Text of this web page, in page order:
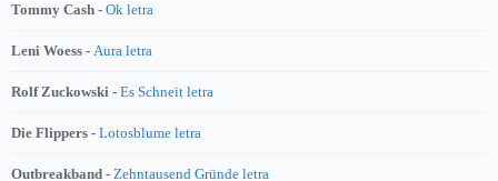
Tommy Cash - Ok letra
Leni Woess - Aura letra
Rolf Zuckowski - Es Schneit letra
Die Flippers - Lotosblume letra
Outbreakband - Zehntausend Gründe letra